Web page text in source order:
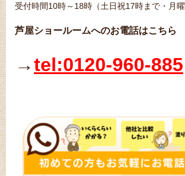
受付時間10時～18時（土日祝17時まで・月曜
芦屋ショールームへのお電話はこちら
→tel:0120-960-885